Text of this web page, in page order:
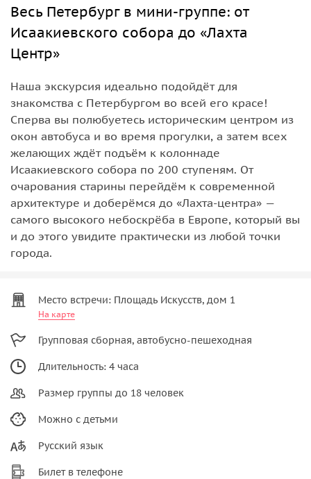
Весь Петербург в мини-группе: от
Исаакиевского собора до «Лахта
Центр»
Наша экскурсия идеально подойдёт для
знакомства с Петербургом во всей его красе!
Сперва вы полюбуетесь историческим центром из
окон автобуса и во время прогулки, а затем всех
желающих ждёт подъём к колоннаде
Исаакиевского собора по 200 ступеням. От
очарования старины перейдём к современной
архитектуре и доберёмся до «Лахта-центра» —
самого высокого небоскрёба в Европе, который вы
и до этого увидите практически из любой точки
города.
Место встречи: Площадь Искусств, дом 1
На карте
Групповая сборная, автобусно-пешеходная
Длительность: 4 часа
Размер группы до 18 человек
Можно с детьми
Русский язык
Билет в телефоне